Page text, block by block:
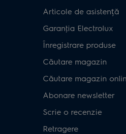
Articole de asistență
Garanţia Electrolux
Înregistrare produse
Căutare magazin
Căutare magazin
Abonare newsletter
Scrie o recenzie
Retragere